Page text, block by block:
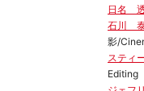
日名
石川
影/
スティ
Editing